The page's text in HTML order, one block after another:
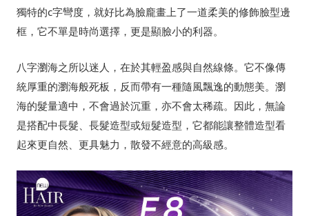
獨特的c字彎度，就好比為臉龐畫上了一道柔美的修飾臉型邊
框，它不單是時尚選擇，更是顯臉小的利器。
八字瀏海之所以迷人，在於其輕盈感與自然線條。它不像傳
統厚重的瀏海般死板，反而帶有一種隨風飄逸的動態美。瀏
海的髮量適中，不會過於沉重，亦不會太稀疏。因此，無論
是搭配中長髮、長髮造型或短髮造型，它都能讓整體造型看
起來更自然、更具魅力，散發不經意的高級感。